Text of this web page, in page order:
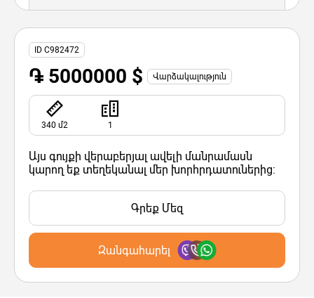
ID C982472
֏ 5000000 $ Վարձակալություն
340 մ2 1
Այս գույքի վերաբերյալ ավելի մանրամասն
կարող եք տեղեկանալ մեր խորհրդատուներից:
Գրեք Մեզ
Զանգահարել